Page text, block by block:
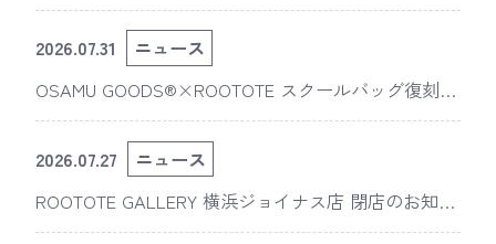
2026.07.31
ニュース
OSAMU GOODS®×ROOTOTE スクールバッグ復刻
版“スライスドアイ”の新デザインが「The 50th Annive
rsary OSAMU GOODS展」に登場
2026.07.27
ニュース
ROOTOTE GALLERY 横浜ジョイナス店 閉店のお知ら
せ